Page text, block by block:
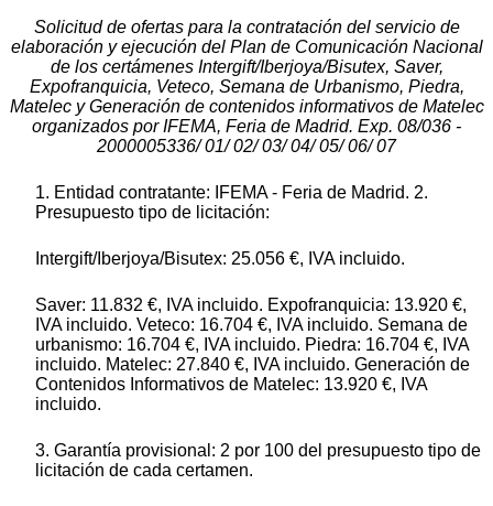
Solicitud de ofertas para la contratación del servicio de
elaboración y ejecución del Plan de Comunicación Nacional
de los certámenes Intergift/Iberjoya/Bisutex, Saver,
Expofranquicia, Veteco, Semana de Urbanismo, Piedra,
Matelec y Generación de contenidos informativos de Matelec
organizados por IFEMA, Feria de Madrid. Exp. 08/036 -
2000005336/ 01/ 02/ 03/ 04/ 05/ 06/ 07
1. Entidad contratante: IFEMA - Feria de Madrid. 2.
Presupuesto tipo de licitación:
Intergift/Iberjoya/Bisutex: 25.056 €, IVA incluido.
Saver: 11.832 €, IVA incluido. Expofranquicia: 13.920 €,
IVA incluido. Veteco: 16.704 €, IVA incluido. Semana de
urbanismo: 16.704 €, IVA incluido. Piedra: 16.704 €, IVA
incluido. Matelec: 27.840 €, IVA incluido. Generación de
Contenidos Informativos de Matelec: 13.920 €, IVA
incluido.
3. Garantía provisional: 2 por 100 del presupuesto tipo de
licitación de cada certamen.